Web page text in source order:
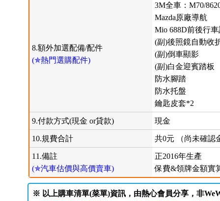
8.額外加選配備/配件
(✯熱門選購配件)
3M全車：M70/
Mazda原廠導航
Mio 688D前後行
(副)後照鏡自動收
(副)倒車顯影
(副)白金迎賓踏板
防水腳踏
防水托盤
鑰匙皮套*2
9.付款方式(現金 or貸款) 現金
10.規費合計 共0元 （尚未確認
11.備註
(✯汽車估價與高價賣車)
正2016年生產
保費&領牌金額實
※ 以上購車清單(菜單)資訊，由熱心會員分享，非